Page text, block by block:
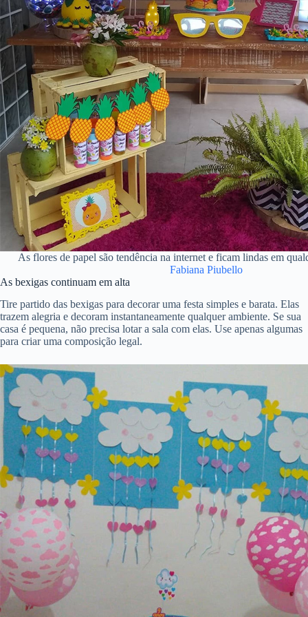
As flores de papel são tendência na internet e ficam lindas em
Fabiana Piubello
As bexigas continuam em alta
Tire partido das bexigas para decorar uma festa simples e barata. Elas
trazem alegria e decoram instantaneamente qualquer ambiente. Se sua
casa é pequena, não precisa lotar a sala com elas. Use apenas algumas
para criar uma composição legal.